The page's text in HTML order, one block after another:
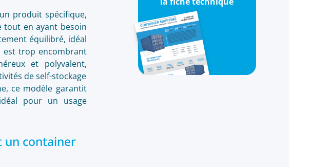
produit spécifique,
tout en ayant besoin
équilibré, idéal
est trop encombrant
et polyvalent,
de self-stockage
ce modèle garantit
pour un usage
un container